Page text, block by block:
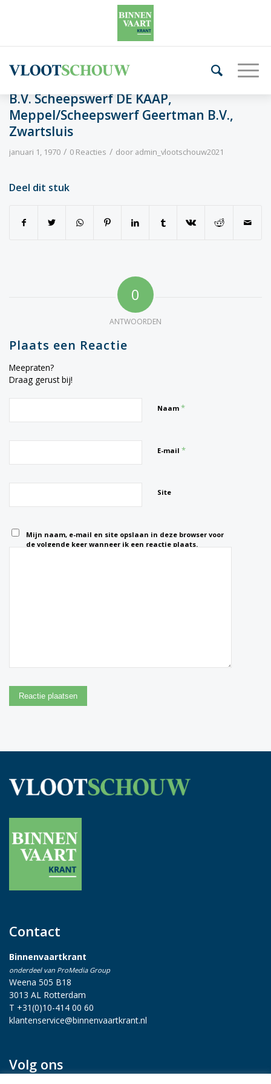
B.V. Scheepswerf DE KAAP,
Meppel/Scheepswerf Geertman B.V.,
Zwartsluis
januari 1, 1970 / 0 Reacties / door admin_vlootschouw2021
Deel dit stuk
0
ANTWOORDEN
Plaats een Reactie
Meepraten?
Draag gerust bij!
Naam *
E-mail *
Site
Mijn naam, e-mail en site opslaan in deze browser voor
de volgende keer wanneer ik een reactie plaats.
Contact
Binnenvaartkrant
onderdeel van ProMedia Group
Weena 505 B18
3013 AL Rotterdam
T +31(0)10-414 00 60
klantenservice@binnenvaartkrant.nl
Volg ons